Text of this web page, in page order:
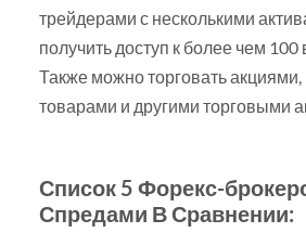
трейдерами с несколькими
получить доступ к более чем
Также можно торговать акциями,
товарами и другими торговыми
Список 5 Форекс-
Спредами В Сравнении: